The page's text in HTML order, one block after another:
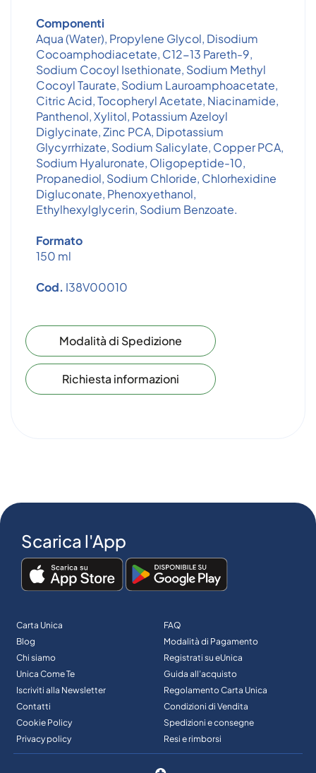
Componenti
Aqua (Water), Propylene Glycol, Disodium
Cocoamphodiacetate, C12-13 Pareth-9,
Sodium Cocoyl Isethionate, Sodium Methyl
Cocoyl Taurate, Sodium Lauroamphoacetate,
Citric Acid, Tocopheryl Acetate, Niacinamide,
Panthenol, Xylitol, Potassium Azeloyl
Diglycinate, Zinc PCA, Dipotassium
Glycyrrhizate, Sodium Salicylate, Copper PCA,
Sodium Hyaluronate, Oligopeptide-10,
Propanediol, Sodium Chloride, Chlorhexidine
Digluconate, Phenoxyethanol,
Ethylhexylglycerin, Sodium Benzoate.
Formato
150 ml
Cod. I38V00010
Modalità di Spedizione
Richiesta informazioni
Scarica l'App
Carta Unica
Blog
Chi siamo
Unica Come Te
Iscriviti alla Newsletter
Contatti
Cookie Policy
Privacy policy
FAQ
Modalità di Pagamento
Registrati su eUnica
Guida all’acquisto
Regolamento Carta Unica
Condizioni di Vendita
Spedizioni e consegne
Resi e rimborsi